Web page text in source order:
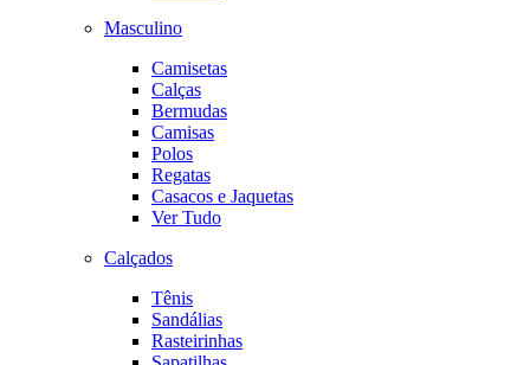
Masculino
Camisetas
Calças
Bermudas
Camisas
Polos
Regatas
Casacos e Jaquetas
Ver Tudo
Calçados
Tênis
Sandálias
Rasteirinhas